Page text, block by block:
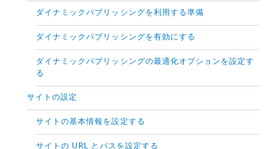
ダイナミックパブリッシングを利用する準備
ダイナミックパブリッシングを有効にする
ダイナミックパブリッシングの最適化オプションを設定す
る
サイトの設定
サイトの基本情報を設定する
サイトの URL とパスを設定する